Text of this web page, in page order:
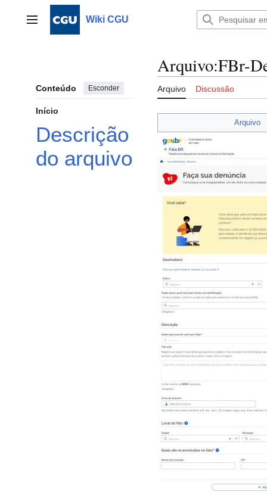
Menu principalWiki CGU
Conteúdo Esconder
Início
Descrição
do arquivo
Arquivo:FBr-
Arquivo Discussão
Arquivo